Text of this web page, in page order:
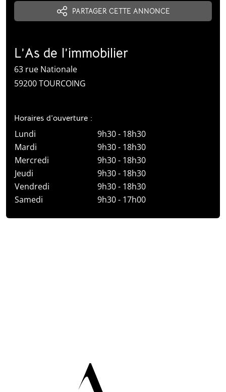
PARTAGER CETTE ANNONCE
L’As de l’immobilier
63 rue Nationale
59200 TOURCOING
Horaires d’ouverture :
Lundi
9h30 - 18h30
Mardi
9h30 - 18h30
Mercredi
9h30 - 18h30
Jeudi
9h30 - 18h30
Vendredi
9h30 - 18h30
Samedi
9h30 - 17h00